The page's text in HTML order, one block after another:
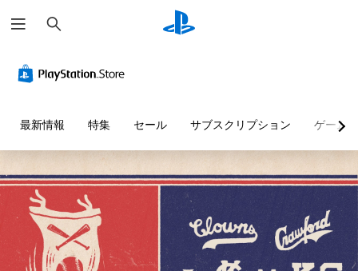
索
最新情報 特集 セール サブスクリプション ゲーム